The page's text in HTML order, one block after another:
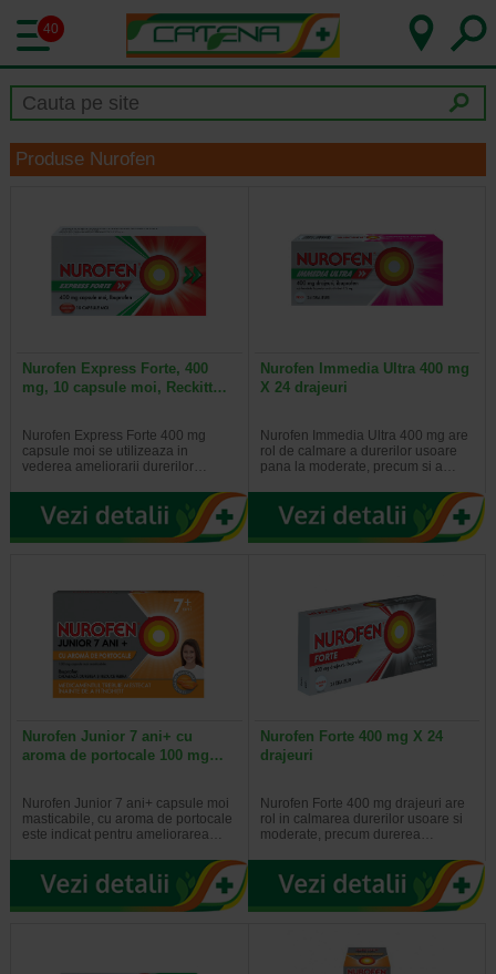
40
Produse Nurofen
Nurofen Express Forte, 400
mg, 10 capsule moi, Reckitt…
Nurofen Express Forte 400 mg
capsule moi se utilizeaza in
vederea ameliorarii durerilor…
Nurofen Immedia Ultra 400 mg
X 24 drajeuri
Nurofen Immedia Ultra 400 mg are
rol de calmare a durerilor usoare
pana la moderate, precum si a…
Nurofen Junior 7 ani+ cu
aroma de portocale 100 mg…
Nurofen Junior 7 ani+ capsule moi
masticabile, cu aroma de portocale
este indicat pentru ameliorarea…
Nurofen Forte 400 mg X 24
drajeuri
Nurofen Forte 400 mg drajeuri are
rol in calmarea durerilor usoare si
moderate, precum durerea…